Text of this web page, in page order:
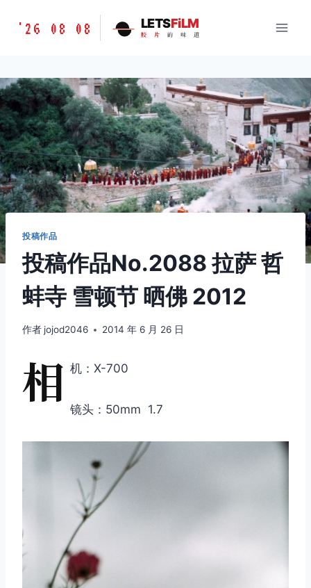
胶
味
道
LETSFILM
'26 08 08 LETSFiLM
胶 片 的 味 道
投稿作品
投稿作品No.2088 拉萨 哲
蚌寺 雪顿节 晒佛 2012
作者 jojod2046 2014 年 6 月 26 日
相 机：X-700
镜头：50mm 1.7